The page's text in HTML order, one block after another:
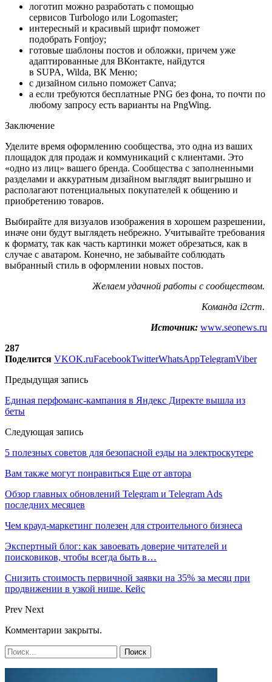
логотип можно разработать с помощью
сервисов Turbologo или Logomaster;
интересный и красивый шрифт поможет
подобрать Fontjoy;
готовые шаблоны постов и обложки, причем уже
адаптированные для ВКонтакте, найдутся
в SUPA, Wilda, ВК Меню;
с дизайном сильно поможет Canva;
а если требуются бесплатные PNG без фона, то почти по
любому запросу есть варианты на PngWing.
Заключение
Уделите время оформлению сообщества, это одна из ваших
площадок для продаж и коммуникаций с клиентами. Это
«одно из лиц» вашего бренда. Сообщества с заполненными
разделами и аккуратным дизайном выглядят выигрышно и
располагают потенциальных покупателей к общению и
приобретению товаров.
Выбирайте для визуалов изображения в хорошем разрешении,
иначе они будут выглядеть небрежно. Учитывайте требования
к формату, так как часть картинки может обрезаться, как в
случае с аватаром. Конечно, не забывайте соблюдать
выбранный стиль в оформлении новых постов.
Желаем удачной работы с сообществом.
Команда i2crm.
Источник: www.seonews.ru
287
Поделится VKOK.ruFacebookTwitterWhatsAppTelegramViber
Предыдущая запись
Единая перфоманс-кампания в Яндекс Директе вышла из
беты
Следующая запись
5 полезных советов для безопасной езды на электроскутере
Вам также могут понравиться Еще от автора
Обзор главных обновлений Telegram и Telegram Ads
последних месяцев
Чем крауд-маркетинг полезен для строительного бизнеса
Экспертный блог: как завоевать доверие читателей и
поисковиков, чтобы всегда быть в…
Снизить стоимость первичной заявки на 35% за месяц при
продвижении в узкой нише. Кейс
Prev Next
Комментарии закрыты.